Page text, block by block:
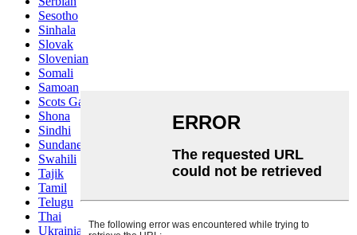
Sesotho
Sinhala
Slovak
Slovenian
Somali
Samoan
Scots Gaelic
Shona
Sindhi
Sundanese
Swahili
Tajik
Tamil
Telugu
Thai
Ukrainian